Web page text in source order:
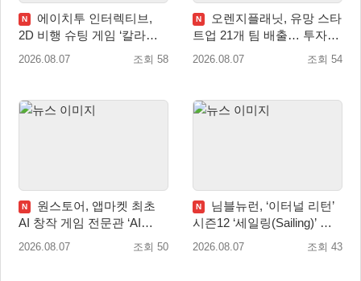
N
에이치투 인터렉티브,
2D 비행 슈팅 게임 ‘칼라드
리우스2/다크 엘레멘트’ 올
2026.08.07 조회 58
N
오렌지플래닛, 유망 스타
트업 21개 팀 배출… 투자유
치∙매출성장 성과 눈길
2026.08.07 조회 54
N
원스토어, 앱마켓 최초
AI 창작 게임 전문관 ‘AI
Games’ 오픈
2026.08.07 조회 50
N
님블뉴런, ‘이터널 리턴’
시즌12 ‘세일링(Sailing)’ 프
리시즌 시작
2026.08.07 조회 43